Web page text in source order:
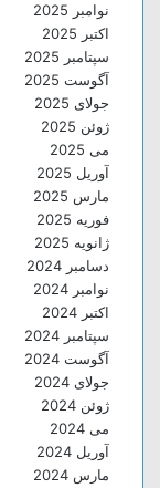
نوامبر 2025
اکتبر 2025
سپتامبر 2025
آگوست 2025
جولای 2025
ژوئن 2025
می 2025
آوریل 2025
مارس 2025
فوریه 2025
ژانویه 2025
دسامبر 2024
نوامبر 2024
اکتبر 2024
سپتامبر 2024
آگوست 2024
جولای 2024
ژوئن 2024
می 2024
آوریل 2024
مارس 2024